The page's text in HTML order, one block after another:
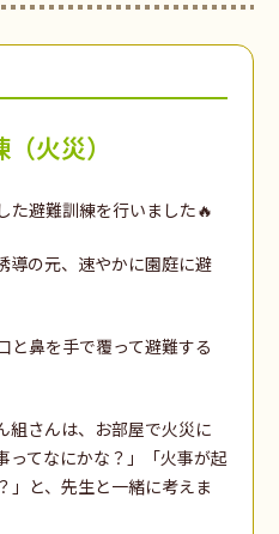
火災）
た避難訓練を行いました🔥
導の元、速やかに園庭に避
と鼻を手で覆って避難する
組さんは、お部屋で火災に
ってなにかな？」「火事が起
」と、先生と一緒に考えま